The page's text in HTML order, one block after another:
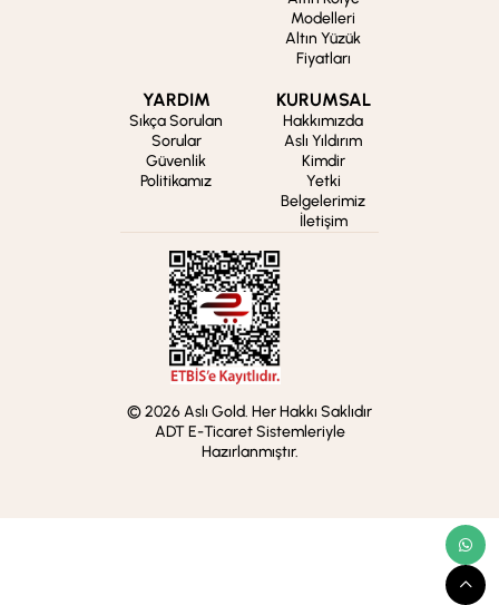
Modelleri
Altın Yüzük
Fiyatları
YARDIM
Sıkça Sorulan
Sorular
Güvenlik
Politikamız
KURUMSAL
Hakkımızda
Aslı Yıldırım
Kimdir
Yetki
Belgelerimiz
İletişim
© 2026 Aslı Gold. Her Hakkı Saklıdır
ADT E-Ticaret Sistemleriyle
Hazırlanmıştır.